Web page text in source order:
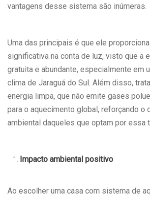
vantagens desse sistema são inúmeras.
Uma das principais é que ele
significativa na conta de luz, visto que a
gratuita e abundante, especialmente em
clima de Jaraguá do Sul. Além disso,
energia limpa, que não emite gases
para o aquecimento global, reforçando o
ambiental daqueles que optam por essa
Impacto ambiental positivo
Ao escolher uma casa com sistema de